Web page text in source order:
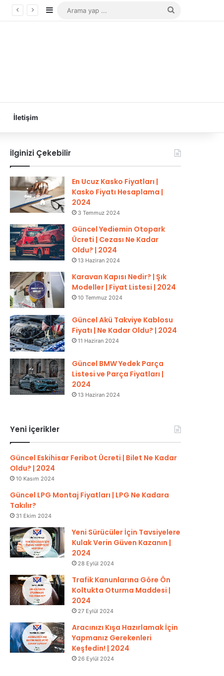
Kenar Bölmesi
İletişim
İlginizi Çekebilir
En Ucuz Kasko Fiyatları |
Kasko Fiyatı Hesaplama |
2024
3 Temmuz 2024
Güncel Yediemin Otopark
Ücreti | Cezası Ne Kadar
Oldu? | 2024
13 Haziran 2024
Karavan Kapısı Nedir? | Şık
Modeller | Fiyat Listesi | 2024
10 Temmuz 2024
Güncel Akü Takviye Kablosu
Fiyatı | Ne Kadar Oldu? | 2024
11 Haziran 2024
Güncel BMW Yedek Parça
Listesi ve Parça Fiyatları |
2024
13 Haziran 2024
Yeni İçerikler
Güncel Eskihisar Feribot Ücreti | Bilet Ne Kadar
Oldu? | 2024
10 Kasım 2024
Güncel LPG Montaj Fiyatları | LPG Ne Kadara
Takılır?
31 Ekim 2024
Yeni Sürücüler İçin Tavsiyelere
Kulak Verin Güven Kazanın |
2024
28 Eylül 2024
Trafik Kanunlarına Göre Ön
Koltukta Oturma Maddesi |
2024
27 Eylül 2024
Aracınızı Kışa Hazırlamak İçin
Yapmanız Gerekenleri
Keşfedin! | 2024
26 Eylül 2024